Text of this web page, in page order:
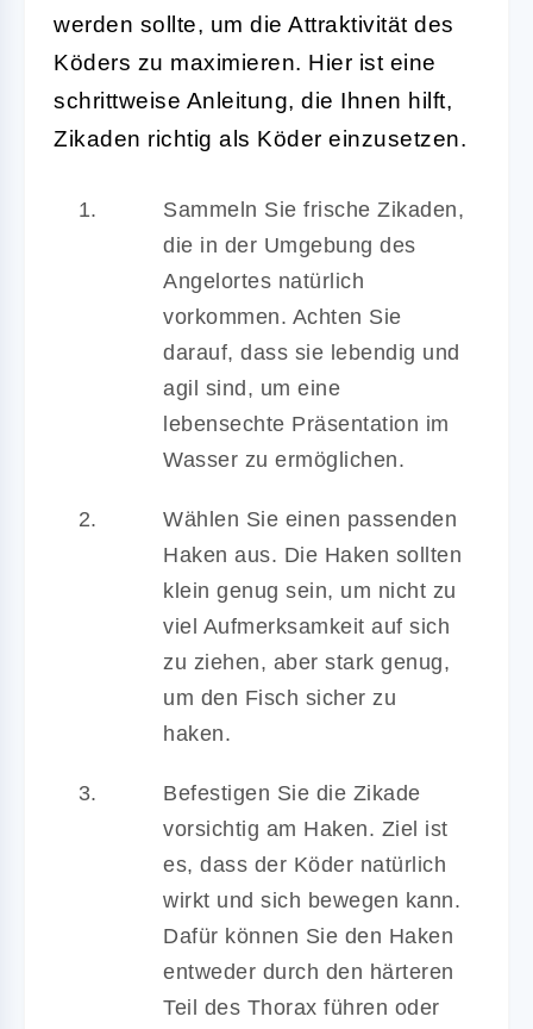
werden sollte, um die Attraktivität des
Köders zu maximieren. Hier ist eine
schrittweise Anleitung, die Ihnen hilft,
Zikaden richtig als Köder einzusetzen.
Sammeln Sie frische Zikaden,
die in der Umgebung des
Angelortes natürlich
vorkommen. Achten Sie
darauf, dass sie lebendig und
agil sind, um eine
lebensechte Präsentation im
Wasser zu ermöglichen.
Wählen Sie einen passenden
Haken aus. Die Haken sollten
klein genug sein, um nicht zu
viel Aufmerksamkeit auf sich
zu ziehen, aber stark genug,
um den Fisch sicher zu
haken.
Befestigen Sie die Zikade
vorsichtig am Haken. Ziel ist
es, dass der Köder natürlich
wirkt und sich bewegen kann.
Dafür können Sie den Haken
entweder durch den härteren
Teil des Thorax führen oder